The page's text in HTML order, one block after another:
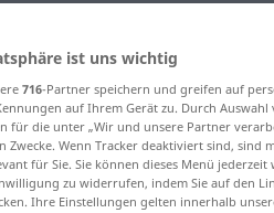
für "Verlegung"
ist uns wichtig
716-Partner speichern und greifen auf
auf Ihrem Gerät zu. Durch
für die unter „Wir und unsere Partner
Zwecke. Wenn Tracker deaktiviert sind, sind
für Sie. Sie können dieses Menü
zu widerrufen, indem Sie auf den
Ihre Einstellungen gelten innerhalb